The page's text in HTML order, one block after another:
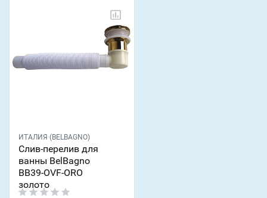
ИТАЛИЯ (BELBAGNO)
Слив-перелив для
ванны BelBagno
BB39-OVF-ORO
золото